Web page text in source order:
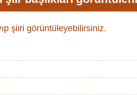
şiiri görüntüleyebilirsiniz.